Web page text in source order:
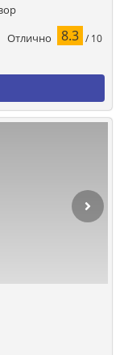
Отлично 8.3 / 10